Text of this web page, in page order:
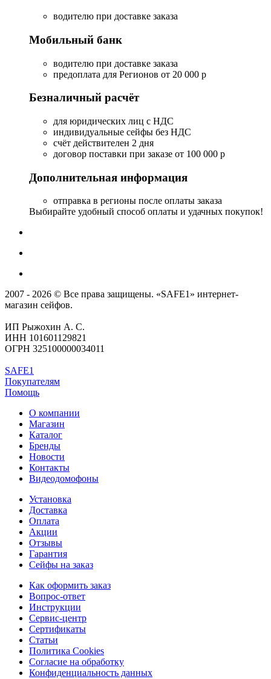
водителю при доставке заказа
Мобильный банк
водителю при доставке заказа
предоплата для Регионов от 20 000 р
Безналичный расчёт
для юридических лиц с НДС
индивидуальные сейфы без НДС
счёт действителен 2 дня
договор поставки при заказе от 100 000 р
Дополнительная информация
отправка в регионы после оплаты заказа
Выбирайте удобный способ оплаты и удачных покупок!
2007 - 2026 © Все права защищены. «SAFE1» интернет-
магазин сейфов.
ИП Рыжохин А. С.
ИНН 101601129821
ОГРН 325100000034011
SAFE1
Покупателям
Помощь
О компании
Магазин
Каталог
Бренды
Новости
Контакты
Видеодомофоны
Установка
Доставка
Оплата
Акции
Отзывы
Гарантия
Сейфы на заказ
Как оформить заказ
Вопрос-ответ
Инструкции
Сервис-центр
Сертификаты
Статьи
Политика Cookies
Согласие на обработку
Конфиденциальность данных